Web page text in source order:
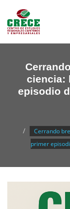
ciencia:
episodio
Cerrando
primer